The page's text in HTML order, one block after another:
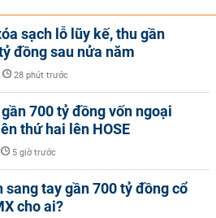
sạch lỗ lũy kế, thu gần
đồng sau nửa năm
28 phút trước
700 tỷ đồng vốn ngoại
thứ hai lên HOSE
5 giờ trước
sang tay gần 700 tỷ đồng cổ
cho ai?